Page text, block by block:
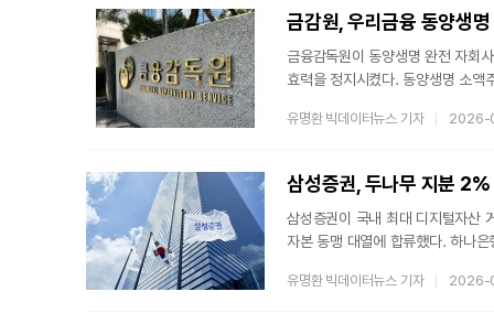
주제는 '함께 키워가는 투자'다. '
속에
금감원, 우리금융 동양생
금융감독원이 동양생명 완전 자회
효력을 정지시켰다. 동양생명 소액
불가피해진 모양새다.28일 금융업
중요 사항에 대한 내용 기재가 불
유명환 빅데이터뉴스 기자 2026-
삼성증권, 두나무 지분
삼성증권이 국내 최대 디지털자산
자본 동맹 대열에 합류했다. 하나
경쟁이 본격 점화되는 모양새다
유명환 빅데이터뉴스 기자 2026-